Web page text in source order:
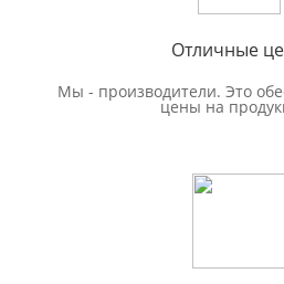
Отличные
Мы - производители. Это
цены на